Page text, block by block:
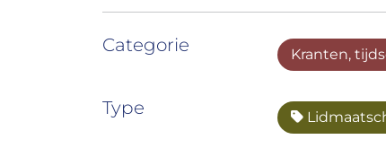
Categorie Kranten,
Type